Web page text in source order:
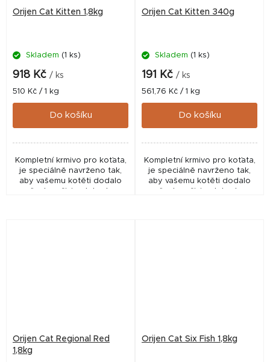
Orijen Cat Kitten 1,8kg
Skladem (1 ks)
918 Kč / ks
Měrná
cena:
510 Kč / 1 kg
Do košíku
Kompletní krmivo pro koťata,
je speciálně navrženo tak,
aby vašemu kotěti dodalo
všechny živiny tak, aby
Orijen Cat Kitten 340g
Skladem (1 ks)
191 Kč / ks
Měrná
cena:
561,76 Kč / 1 kg
Do košíku
Kompletní krmivo pro koťata,
je speciálně navrženo tak,
aby vašemu kotěti dodalo
všechny živiny tak, aby
Orijen Cat Regional Red
1,8kg
Orijen Cat Six Fish 1,8kg